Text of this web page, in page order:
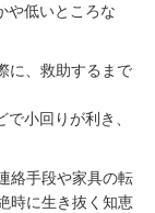
や低いところな
に、救助するまで
小回りが利き、
絡手段や家具の転
時に生き抜く知恵